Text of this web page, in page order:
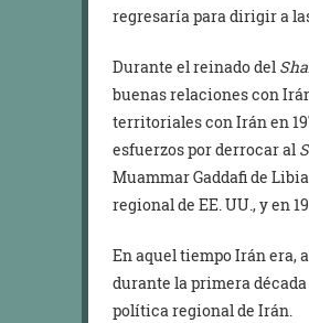
regresaría para dirigir a
Durante el reinado del
buenas relaciones con
territoriales con Irán en
esfuerzos por derrocar al
Muammar Gaddafi de
regional de EE. UU., y en
En aquel tiempo Irán era,
durante la primera
política regional de Irán.